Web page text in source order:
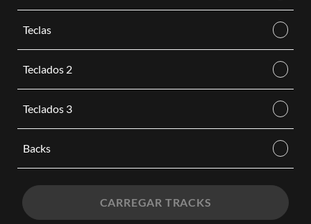
Teclas
Teclados 2
Teclados 3
Backs
CARREGAR TRACKS